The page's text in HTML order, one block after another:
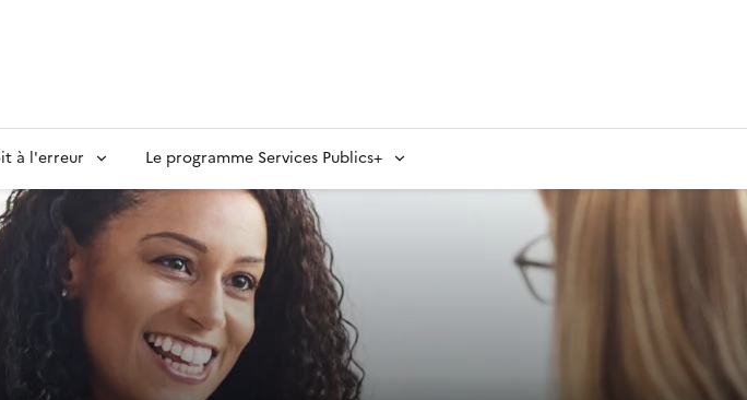
à l'erreur Le programme Services Publics+